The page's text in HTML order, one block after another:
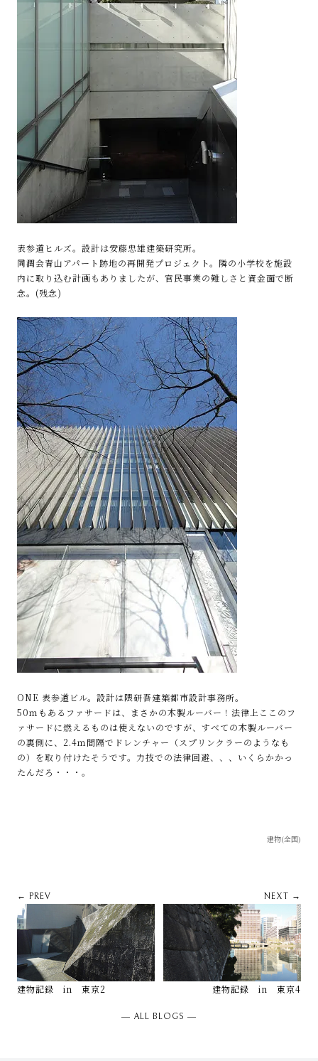
表参道ヒルズ。設計は安藤忠雄建築研究所。
同潤会青山アパート跡地の再開発プロジェクト。隣の小学校を施設
内に取り込む計画もありましたが、官民事業の難しさと資金面で断
念。(残念)
ONE 表参道ビル。設計は隈研吾建築都市設計事務所。
50ｍもあるファサードは、まさかの木製ルーバー！法律上ここのフ
ァサードに燃えるものは使えないのですが、すべての木製ルーバー
の裏側に、2.4ｍ間隔でドレンチャー（スプリンクラーのようなも
の）を取り付けたそうです。力技での法律回避、、、いくらかかっ
たんだろ・・・。
建物(全国)
← PREV
建物記録 in 東京2
NEXT →
建物記録 in 東京4
― ALL BLOGS ―